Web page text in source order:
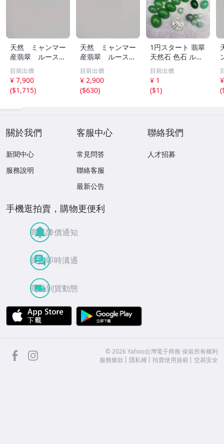
天然 ミャンマー
産翡翠 ルース
瓜 氷のように透
き通る 17ｘ8.5
ｘ2.4ｍｍ 3.5ct
と 17.6ｘ11
目前出價
¥ 7,900
($1,715)
天然 ミャンマー
産翡翠 ルース
18ｘ12.8ｍ
ｍ 40.5ct と
18.4ｘ13.3ｍｍ
43ct 注意事項
目前出價
¥ 2,900
($630)
1円スタート 翡翠
天然石 色石 ルー
ス まとめ 大量 ジ
ュエリー 宝石 総
重量約49.0g ヒス
イ HE0806ろ
目前出價
¥ 1
($1)
(
關於我們
新聞中心
服務說明
客服中心
常見問答
聯絡客服
最新公告
聯絡我們
人才招募
手機逛拍賣，購物更便利
商品降價通知
買賣即時溝通
商品到貨動態
APP Store
facebook ©2026 Yahoo台灣電子商務 保留所有權利
服務條款
隱私權 拍賣使用規範 交易安全